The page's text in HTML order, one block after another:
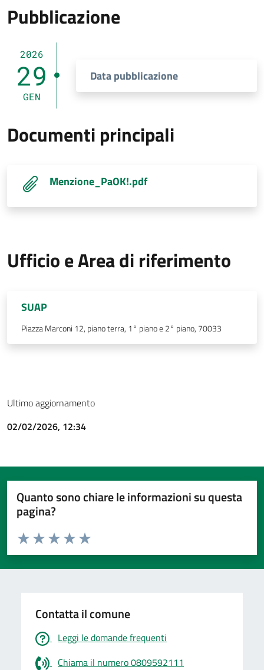
Pubblicazione
2026
29
GEN
Data pubblicazione
Documenti principali
Menzione_PaOK!.pdf
Ufficio e Area di riferimento
SUAP
Piazza Marconi 12, piano terra, 1° piano e 2° piano, 70033
Ultimo aggiornamento
02/02/2026, 12:34
Quanto sono chiare le informazioni su questa
pagina?
Valuta da 1 a 5 stelle la pagina
Valuta 5 stelle su 5
Valuta 4 stelle su 5
Valuta 3 stelle su 5
Valuta 2 stelle su 5
Valuta 1 stelle su 5
Contatta il comune
Leggi le domande frequenti
Chiama il numero 0809592111